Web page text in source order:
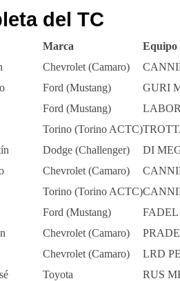
del TC
Marca
Equipo
Chevrolet (Camaro)
Ford (Mustang)
GURI
Ford (Mustang)
Torino (Torino ACTC)
Dodge (Challenger)
DI
Chevrolet (Camaro)
Torino (Torino ACTC)
Ford (Mustang)
FADEL
Chevrolet (Camaro)
Chevrolet (Camaro)
LRD
Toyota
RUS